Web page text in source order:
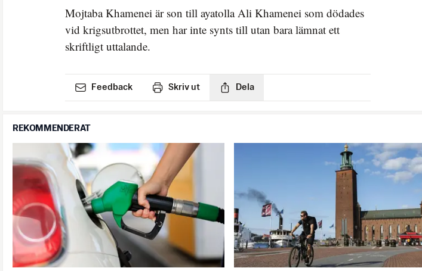
Mojtaba Khamenei är son till ayatolla Ali Khamenei som dödades
vid krigsutbrottet, men har inte synts till utan bara lämnat ett
skriftligt uttalande.
Feedback Skriv ut Dela
REKOMMENDERAT